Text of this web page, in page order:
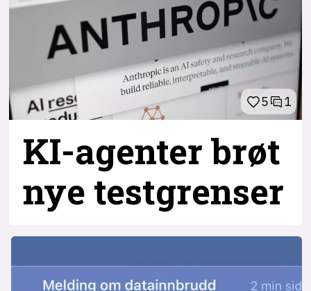
5 1
KI-agenter brøt
nye testgrenser